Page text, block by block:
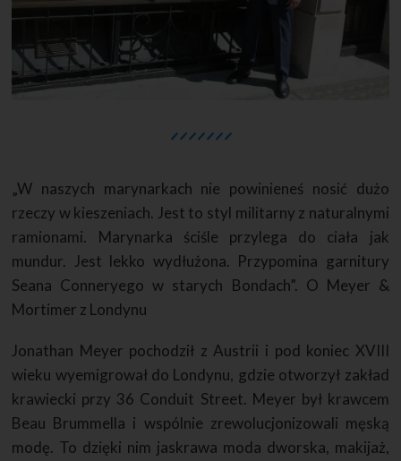
„W naszych marynarkach nie powinieneś nosić dużo
rzeczy w kieszeniach. Jest to styl militarny z naturalnymi
ramionami. Marynarka ściśle przylega do ciała jak
mundur. Jest lekko wydłużona. Przypomina garnitury
Seana Conneryego w starych Bondach”. O Meyer &
Mortimer z Londynu
Jonathan Meyer pochodził z Austrii i pod koniec XVIII
wieku wyemigrował do Londynu, gdzie otworzył zakład
krawiecki przy 36 Conduit Street. Meyer był krawcem
Beau Brummella i wspólnie zrewolucjonizowali męską
modę. To dzięki nim jaskrawa moda dworska, makijaż,